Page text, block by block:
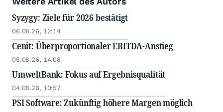
Syzygy: Ziele für 2026 bestätigt
06.08.26, 12:14
Cenit: Überproportionaler EBITDA-Anstieg
05.08.26, 14:08
UmweltBank: Fokus auf Ergebnisqualität
04.08.26, 10:57
PSI Software: Zukünftig höhere Margen möglich